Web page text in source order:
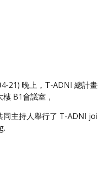
21) 晚上，T-ADNI 總計
B1會議室，
同主持人舉行了 T-ADNI